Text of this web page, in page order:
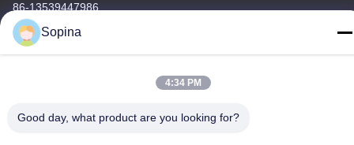
86-13539447986
GUANGZHOU FUDE ELECTRONIC TECHNOLOGY CO.,LTD . 무
Sopina
4:34 PM
Good day, what product are you looking for?